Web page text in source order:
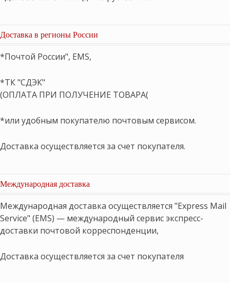
Доставка в регионы России
*Почтой России", EMS,
*ТК "СДЭК"
(ОПЛАТА ПРИ ПОЛУЧЕНИЕ ТОВАРА(
*или удобным покупателю почтовым сервисом.
Доставка осуществляется за счет покупателя.
Международная доставка
Международная доставка осуществляется "Express Mail
Service" (EMS) — международный сервис экспресс-
доставки почтовой корреспонденции,
Доставка осуществляется за счет покупателя